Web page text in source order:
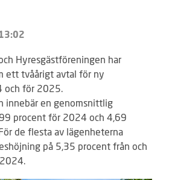
Hyresgästföreningen har
ett tvåårigt avtal för ny
och för 2025.
innebär en genomsnittlig
procent för 2024 och 4,69
de flesta av lägenheterna
på 5,35 procent från och